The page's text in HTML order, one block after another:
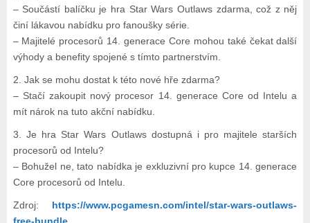
– Součástí balíčku je hra Star Wars Outlaws zdarma, což z něj
činí lákavou nabídku pro fanoušky série.
– Majitelé procesorů 14. generace Core mohou také čekat další
výhody a benefity spojené s tímto partnerstvím.
2. Jak se mohu dostat k této nové hře zdarma?
– Stačí zakoupit nový procesor 14. generace Core od Intelu a
mít nárok na tuto akční nabídku.
3. Je hra Star Wars Outlaws dostupná i pro majitele starších
procesorů od Intelu?
– Bohužel ne, tato nabídka je exkluzivní pro kupce 14. generace
Core procesorů od Intelu.
Zdroj: https://www.pcgamesn.com/intel/star-wars-outlaws-